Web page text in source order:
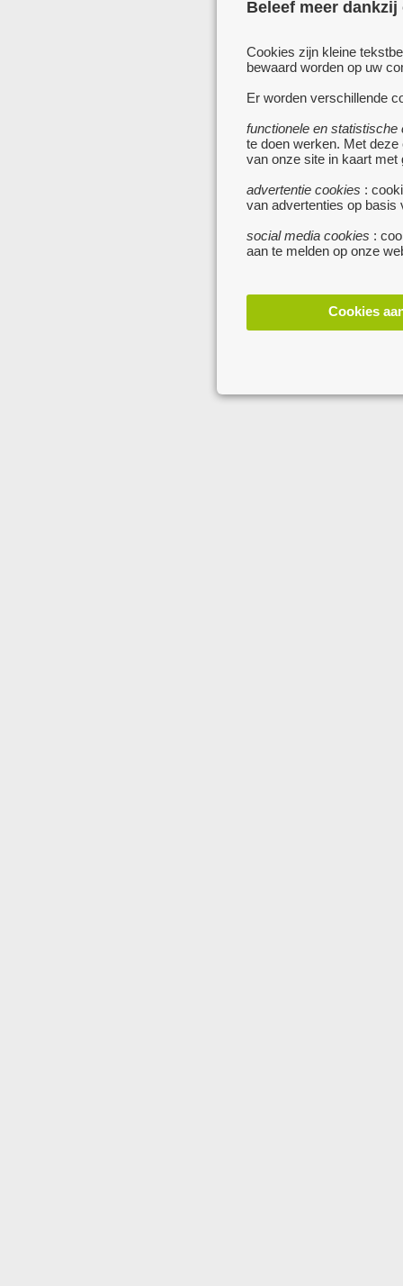
Beleef meer
Cookies zijn kleine
bewaard worden op uw
Er worden verschillende
functionele en statistische
te doen werken. Met
van onze site in kaart met
advertentie cookies :
van advertenties op basis
social media cookies :
aan te melden op onze
Cookies